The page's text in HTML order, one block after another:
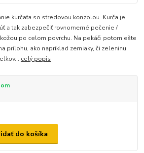
kurčaťa so stredovou konzolou. Kurča je
a tak zabezpečiť rovnomerné pečenie /
po celom povrchu. Na pekáči potom ešte
prílohu, ako napríklad zemiaky, či zeleninu.
celý popis
do košíka